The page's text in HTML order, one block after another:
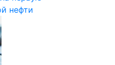
нефти